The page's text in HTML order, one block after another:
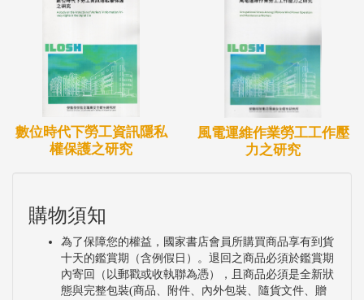
數位時代下勞工資訊隱私
權保護之研究
風電運維作業勞工工作壓
力之研究
購物須知
為了保障您的權益，國家書店會員所購買商品享有到貨
十天的鑑賞期（含例假日）。退回之商品必須於鑑賞期
內寄回（以郵戳或收執聯為憑），且商品必須是全新狀
態與完整包裝(商品、附件、內外包裝、隨貨文件、贈